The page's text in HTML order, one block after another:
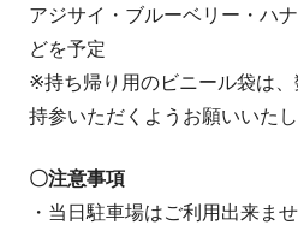
アジサイ・ブルーベリー・ハ
どを予定
※持ち帰り用のビニール袋は、
持参いただくようお願いいたし
〇注意事項
・当日駐車場はご利用出来ま